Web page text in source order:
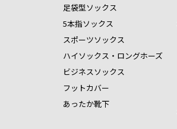
足袋型ソックス
5本指ソックス
スポーツソックス
ハイソックス・ロングホーズ
ビジネスソックス
フットカバー
あったか靴下